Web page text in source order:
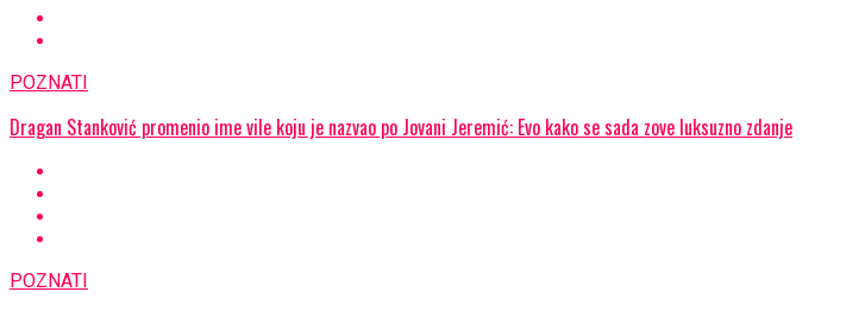
POZNATI
Dragan Stanković promenio ime vile koju je nazvao po Jovani Jeremić: Evo kako se sada zove luksuzno zdanje
POZNATI